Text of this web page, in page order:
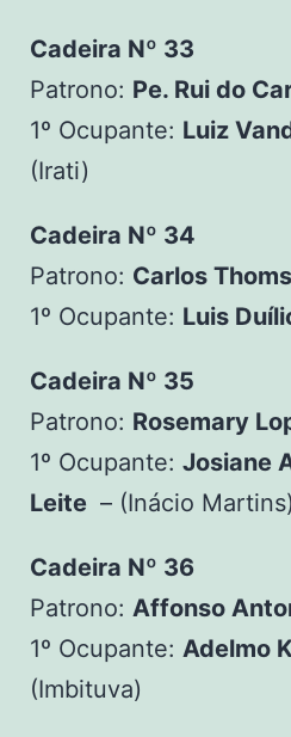
Cadeira Nº 33
Patrono: Pe. Rui do
1º Ocupante: Luiz
(Irati)
Cadeira Nº 34
Patrono: Carlos Thoms
1º Ocupante: Luis
Cadeira Nº 35
Patrono: Rosemary
1º Ocupante: Josiane
Leite – (Inácio Martins)
Cadeira Nº 36
Patrono: Affonso
1º Ocupante: Adelmo
(Imbituva)